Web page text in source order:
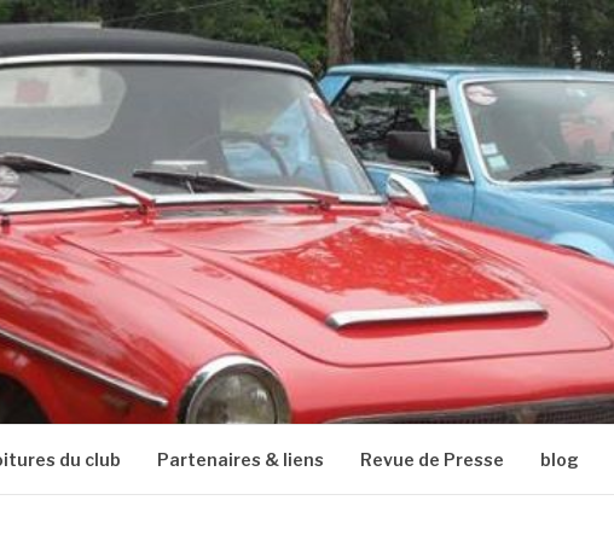
du club Partenaires & liens Revue de Presse blog